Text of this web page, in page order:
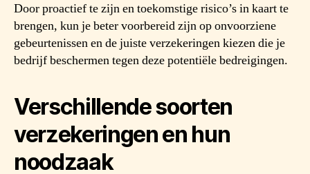
Door proactief te zijn en toekomstige risico’s in kaart te
brengen, kun je beter voorbereid zijn op onvoorziene
gebeurtenissen en de juiste verzekeringen kiezen die je
bedrijf beschermen tegen deze potentiële bedreigingen.
Verschillende soorten
verzekeringen en hun
noodzaak